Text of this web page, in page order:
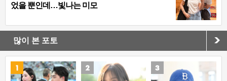
었을 뿐인데…빛나는 미모
많이 본 포토